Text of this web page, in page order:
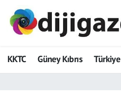
KKTC Güney Kıbrıs Türkiye
ADVERTORIAL
Dijigazete
Hava Durumu
Trafik Durumu